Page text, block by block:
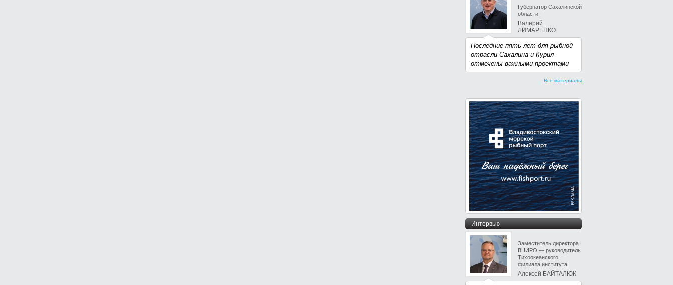
Губернатор Сахалинской
области
Валерий
ЛИМАРЕНКО
Последние пять лет для рыбной
отрасли Сахалина и Курил
отмечены важными проектами
Все материалы
Интервью
Заместитель директора
ВНИРО — руководитель
Тихоокеанского
филиала института
Алексей БАЙТАЛЮК